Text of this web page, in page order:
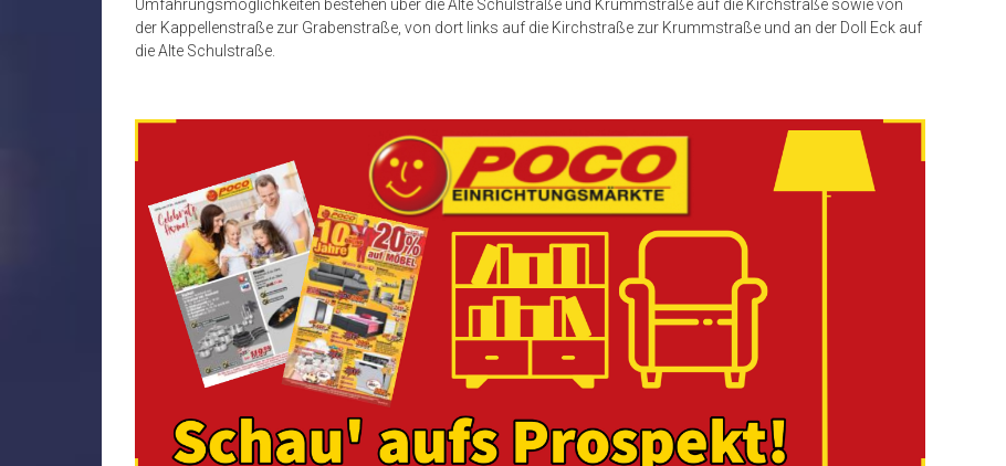
Umfahrungsmöglichkeiten bestehen über die Alte Schulstraße und Krummstraße auf die Kirchstraße sowie von
der Kappellenstraße zur Grabenstraße, von dort links auf die Kirchstraße zur Krummstraße und an der Doll Eck auf
die Alte Schulstraße.